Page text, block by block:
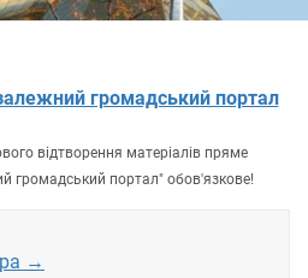
громадський портал
відтворення матеріалів пряме
громадський портал" обов'язкове!
→